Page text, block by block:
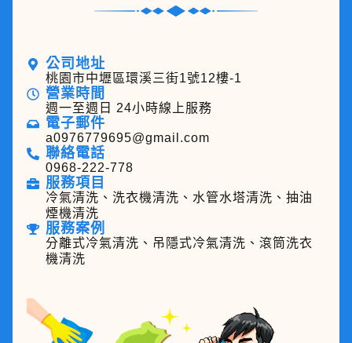
公司地址
桃園市中壢區環溪三街1號12樓-1
營業時間
週一至週日 24小時線上服務
電子郵件
a0976779695@gmail.com
聯絡電話
0968-222-778
服務項目
冷氣清洗、洗衣機清洗、水管水塔清洗、抽油
煙機清洗
服務案例
分離式冷氣清洗、吊隱式冷氣清洗、滾筒洗衣
機清洗